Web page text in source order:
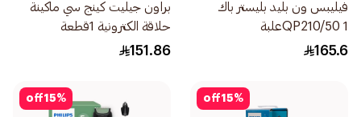
فيليبس ون بليد بليستر باك
QP210/50 1علبة
165.6
براون جيليت كينج سي ماكينة
حلاقة الكترونية 1قطعة
151.86
15%
off
15%
off